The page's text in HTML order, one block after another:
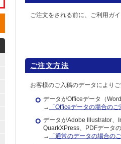
ご注文をされる前に、ご利用ガ
ご注文方法
お客様のご入稿のデータにより
データがOfficeデータ（
→
「Officeデータの場合のご
データがAdobe Illustrator、
QuarkXPress、PDFデータ
→
「通常のデータの場合の